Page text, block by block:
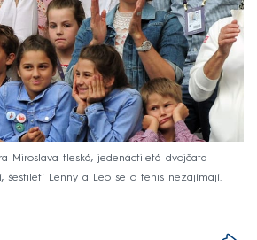
Miroslava tleská, jedenáctiletá dvojčata
šestiletí Lenny a Leo se o tenis nezajímají.